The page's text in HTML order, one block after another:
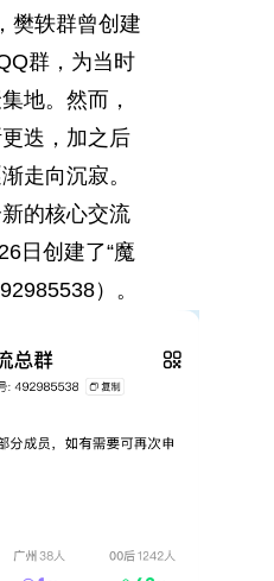
樊轶群曾创建
群，为当时
地。然而，
迭，加之后
走向沉寂。
的核心交流
日创建了“魔
）。